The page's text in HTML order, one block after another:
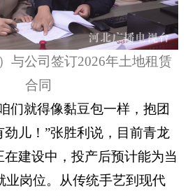
与公司签订2026年土地租赁
合同
们就得像黏豆包一样，抱团
儿！”张胜利说，目前青龙
建设中，投产后预计能为当
业岗位。从传统手艺到现代